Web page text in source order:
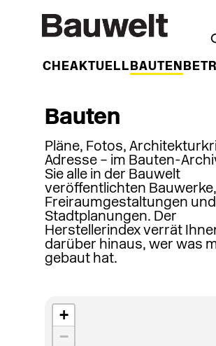
WOCHEAKTUELL BAUTEN
Bauten
Pläne, Fotos,
Adresse – im Bauten-
Sie alle in der Bauwelt
veröffentlichten Bauwerke,
Freiraumgestaltungen und
Stadtplanungen. Der
Herstellerindex verrät
darüber hinaus, wer was
gebaut hat.
+
−